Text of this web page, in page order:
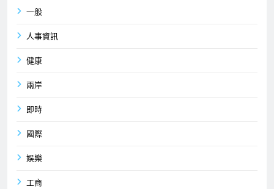
一般
人事資訊
健康
兩岸
即時
國際
娛樂
工商